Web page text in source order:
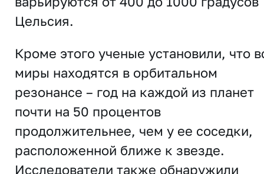
Цельсия.
Кроме этого ученые установили, что
миры находятся в орбитальном
резонансе – год на каждой из планет
почти на 50 процентов
продолжительнее, чем у ее соседки,
расположенной ближе к звезде.
Исследователи также обнаружили